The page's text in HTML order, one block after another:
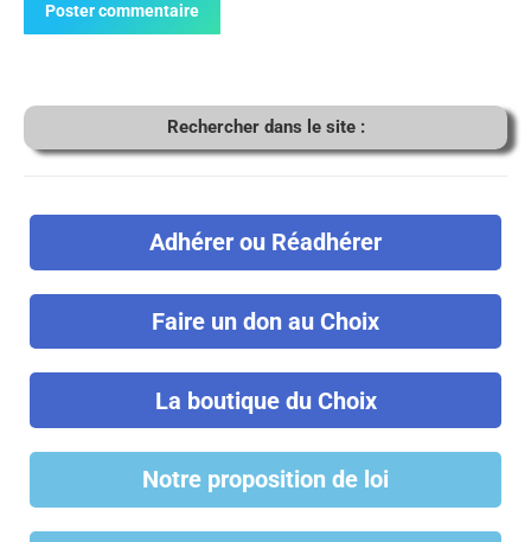
Poster commentaire
Rechercher dans le site :
Adhérer ou Réadhérer
Faire un don au Choix
La boutique du Choix
Notre proposition de loi